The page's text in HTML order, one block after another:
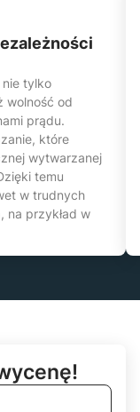
nie tylko
wolność od
prądu.
które
wytwarzanej
temu
w trudnych
na przykład w